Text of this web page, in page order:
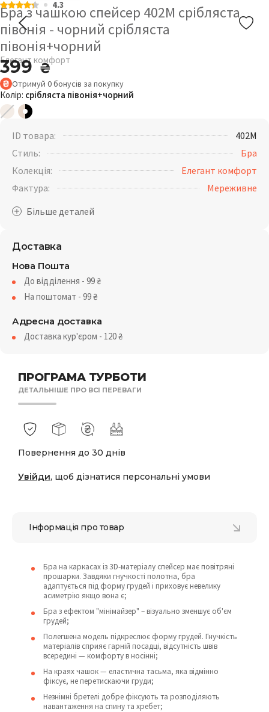
4.3
Бра з чашкою спейсер 402М срібляста
півонія - чорний срібляста
півонія+чорний
Елегант комфорт
399₴
Отримуй 0бонусів за покупку
Колір: срібляста півонія+чорний
ПРОГРАМА ТУРБОТИ
ДЕТАЛЬНІШЕ ПРО ВСІ ПЕРЕВАГИ
Повернення до 30 днів
Увійди, щоб дізнатися персональні умови
ID товара:
402M
Стиль:
Бра
Колекція:
Елегант комфорт
Фактура:
Мереживне
Доставка
Нова Пошта
До відділення - 99₴
На поштомат - 99₴
Адресна доставка
Доставка кур'єром - 120₴
Інформація про товар
Бра на каркасах із 3D-матеріалу спейсер має повітряні
прошарки. Завдяки гнучкості полотна, бра
адаптується під форму грудей і приховує невелику
асиметрію якщо вона є;
Бра з ефектом "мінімайзер" – візуально зменшує об'єм
грудей;
Полегшена модель підкреслює форму грудей. Гнучкість
матеріалів сприяє гарній посадці, відсутність швів
всередині — комфорту в носінні;
На краях чашок — еластична тасьма, яка відмінно
фіксує, не перетискаючи груди;
Незнімні бретелі добре фіксують та розподіляють
навантаження на спину та хребет;